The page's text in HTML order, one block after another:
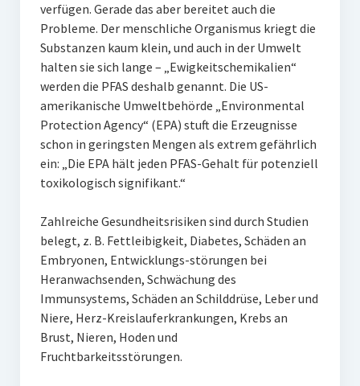
verfügen. Gerade das aber bereitet auch die
Probleme. Der menschliche Organismus kriegt die
Substanzen kaum klein, und auch in der Umwelt
halten sie sich lange – „Ewigkeitschemikalien“
werden die PFAS deshalb genannt. Die US-
amerikanische Umweltbehörde „Environmental
Protection Agency“ (EPA) stuft die Erzeugnisse
schon in geringsten Mengen als extrem gefährlich
ein: „Die EPA hält jeden PFAS-Gehalt für potenziell
toxikologisch signifikant.“
Zahlreiche Gesundheitsrisiken sind durch Studien
belegt, z. B. Fettleibigkeit, Diabetes, Schäden an
Embryonen, Entwicklungs-störungen bei
Heranwachsenden, Schwächung des
Immunsystems, Schäden an Schilddrüse, Leber und
Niere, Herz-Kreislauferkrankungen, Krebs an
Brust, Nieren, Hoden und
Fruchtbarkeitsstörungen.